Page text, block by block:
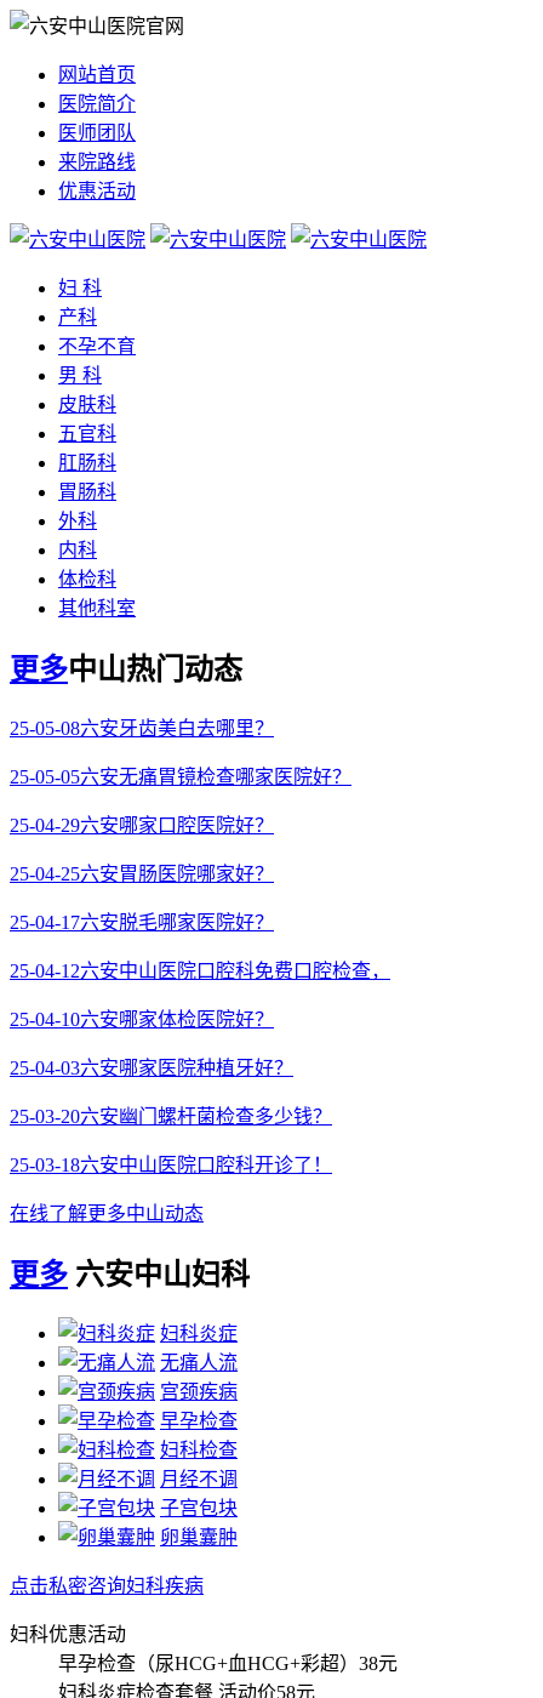
网站首页
医院简介
医师团队
来院路线
优惠活动
妇 科
产科
不孕不育
男 科
皮肤科
五官科
肛肠科
胃肠科
外科
内科
体检科
其他科室
更多中山热门动态
25-05-08六安牙齿美白去哪里？
25-05-05六安无痛胃镜检查哪家医院好？
25-04-29六安哪家口腔医院好？
25-04-25六安胃肠医院哪家好？
25-04-17六安脱毛哪家医院好？
25-04-12六安中山医院口腔科免费口腔检查，
25-04-10六安哪家体检医院好？
25-04-03六安哪家医院种植牙好？
25-03-20六安幽门螺杆菌检查多少钱？
25-03-18六安中山医院口腔科开诊了！
在线了解更多中山动态
更多 六安中山妇科
妇科炎症
无痛人流
宫颈疾病
早孕检查
妇科检查
月经不调
子宫包块
卵巢囊肿
点击私密咨询妇科疾病
妇科优惠活动
早孕检查（尿HCG+血HCG+彩超） 38元
妇科炎症检查套餐 活动价58元